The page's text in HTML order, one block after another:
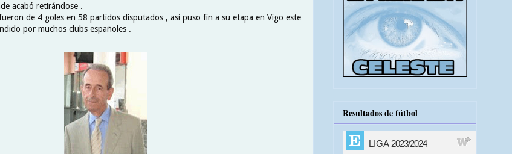
acabó retirándose .
de 4 goles en 58 partidos disputados , así puso fin a su etapa en Vigo este
por muchos clubs españoles .
Resultados de fútbol